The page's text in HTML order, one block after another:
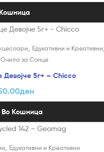
Едукативни и Креативни
Очила за Сонце
5г+ – Chicco
ден
Во Кошница
Едукативни и Креативни